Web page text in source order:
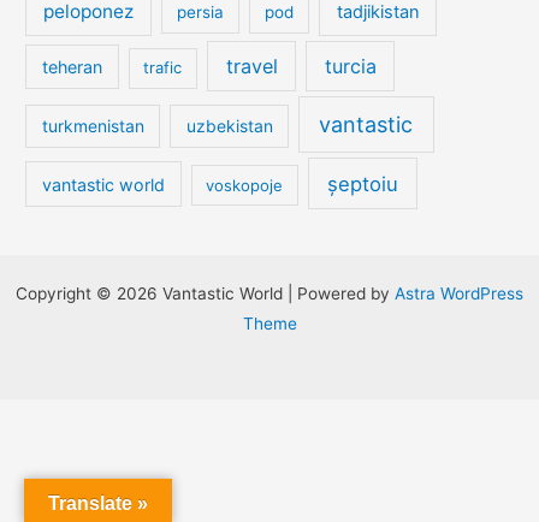
peloponez persia pod tadjikistan
teheran trafic travel turcia
turkmenistan uzbekistan vantastic
vantastic world voskopoje șeptoiu
Copyright © 2026 Vantastic World | Powered by Astra WordPress
Theme
Translate »